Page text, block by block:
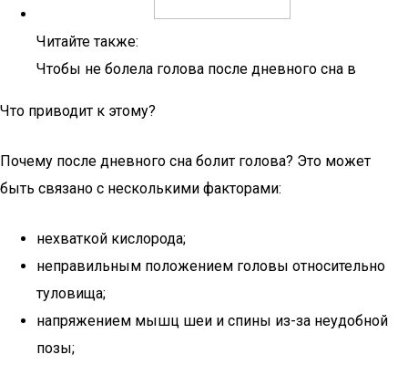
Читайте также:
Чтобы не болела голова после дневного сна в
Что приводит к этому?
Почему после дневного сна болит голова? Это может
быть связано с несколькими факторами:
нехваткой кислорода;
неправильным положением головы относительно
туловища;
напряжением мышц шеи и спины из-за неудобной
позы;